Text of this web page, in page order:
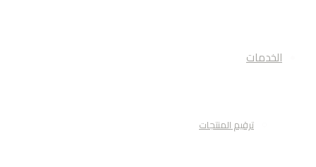
الخدمات
ترقيم المنتجات